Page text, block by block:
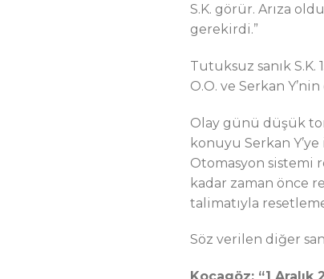
S.K. görür. Arıza
gerekirdi.”
Tutuksuz sanık
O.O. ve Serkan
Olay günü düşük
konuyu Serkan
Otomasyon sistemi
kadar zaman önce
talimatıyla
Söz verilen diğer